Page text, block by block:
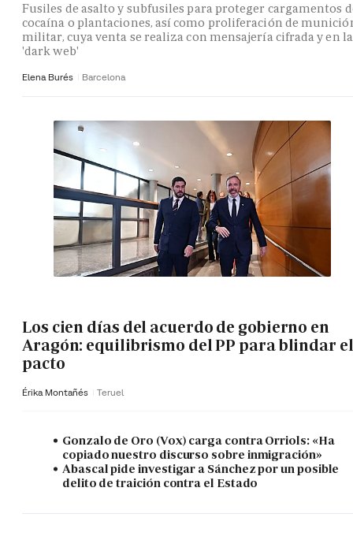
Fusiles de asalto y subfusiles para proteger cargamentos
cocaína o plantaciones, así como proliferación de
militar, cuya venta se realiza con mensajería cifrada y en la
'dark web'
Elena Burés Barcelona
Los cien días del acuerdo de gobierno en
Aragón: equilibrismo del PP para blindar el
pacto
Érika Montañés Teruel
Gonzalo de Oro (Vox) carga contra Orriols: «Ha
copiado nuestro discurso sobre inmigración»
Abascal pide investigar a Sánchez por un posible
delito de traición contra el Estado